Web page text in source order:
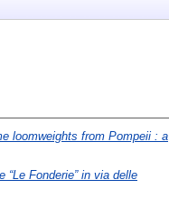
loomweights from Pompeii : a
“Le Fonderie” in via delle